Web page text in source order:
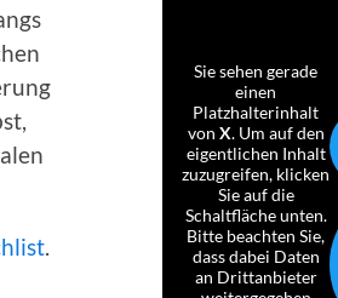
Sie sehen gerade
einen
Platzhalterinhalt
von X. Um auf den
eigentlichen Inhalt
zuzugreifen, klicken
Sie auf die
Schaltfläche unten.
Bitte beachten Sie,
dass dabei Daten
an Drittanbieter